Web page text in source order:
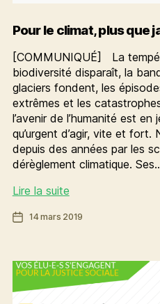
Pour le climat, plus que
[COMMUNIQUÉ] La
biodiversité disparaît, la
glaciers fondent, les
extrêmes et les
l’avenir de l’humanité est en
qu’urgent d’agir, vite et fort.
depuis des années par les
dérèglement climatique.
Lire la suitePour
climat,
jamais
mobilisé·e·s!
Date14 mars 2019